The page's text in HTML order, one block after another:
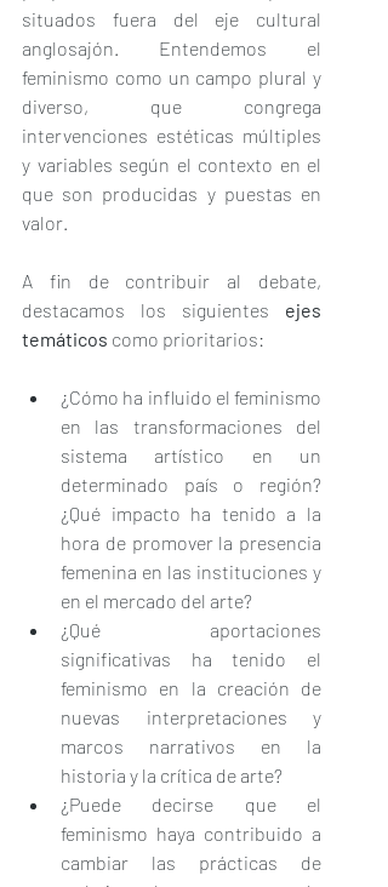
situados fuera del eje cultural
anglosajón. Entendemos el
feminismo como un campo plural y
diverso, que congrega
intervenciones estéticas múltiples
y variables según el contexto en el
que son producidas y puestas en
valor.
A fin de contribuir al debate,
destacamos los siguientes ejes
temáticos como prioritarios:
¿Cómo ha influido el feminismo
en las transformaciones del
sistema artístico en un
determinado país o región?
¿Qué impacto ha tenido a la
hora de promover la presencia
femenina en las instituciones y
en el mercado del arte?
¿Qué aportaciones
significativas ha tenido el
feminismo en la creación de
nuevas interpretaciones y
marcos narrativos en la
historia y la crítica de arte?
¿Puede decirse que el
feminismo haya contribuido a
cambiar las prácticas de